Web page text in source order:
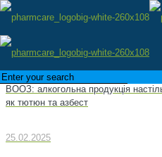
ВООЗ: алкогольна продукція
як тютюн та азбест
25.02.2025